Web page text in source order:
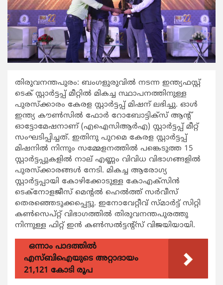
തിരുവനന്തപുരം: ബംഗളുരുവില്‍ നടന്ന ഇന്ത്യഫസ്റ്റ്
ടെക് സ്റ്റാര്‍ട്ടപ്പ് മീറ്റില്‍ മികച്ച സ്ഥാപനത്തിനുള്ള
പുരസ്ക്കാരം കേരള സ്റ്റാര്‍ട്ടപ്പ് മിഷന് ലഭിച്ചു. ഓള്‍
ഇന്ത്യ കൗണ്‍സില്‍ ഫോര്‍ റോബോട്ടിക്സ് ആന്‍റ്
ഓട്ടോമേഷനാണ് (എഐസിആര്‍എ) സ്റ്റാര്‍ട്ടപ്പ് മീറ്റ്
സംഘടിപ്പിച്ചത്. ഇതിനു പുറമെ കേരള സ്റ്റാര്‍ട്ടപ്പ്
മിഷനില്‍ നിന്നും സമ്മേളനത്തില്‍ പങ്കെടുത്ത 15
സ്റ്റാര്‍ട്ടപ്പുകളില്‍ നാല് എണ്ണം വിവിധ വിഭാഗങ്ങളില്‍
പുരസ്ക്കാരങ്ങള്‍ നേടി. മികച്ച ആരോഗ്യ
സ്റ്റാര്‍ട്ടപ്പായി കോഴിക്കോടുള്ള കോഎക്സിന്‍
ടെക്നോളജീസ് മെന്‍റല്‍ ഹെല്‍ത്ത് സര്‍വീസ്
തെരഞ്ഞെടുക്കപ്പെട്ടു. ഇനോവേറ്റീവ് സ്മാര്‍ട്ട് സിറ്റി
കണ്‍സെപ്റ്റ് വിഭാഗത്തില്‍ തിരുവനന്തപുരത്തു
നിന്നുള്ള ഫിറ്റ് ഇന്‍ കണ്‍സല്‍ട്ടന്‍റ്സ് വിജയിയായി.
ഒന്നാം പാദത്തിൽ
എസ്ബിഐയുടെ അറ്റാദായം
21,121 കോടി രൂപ